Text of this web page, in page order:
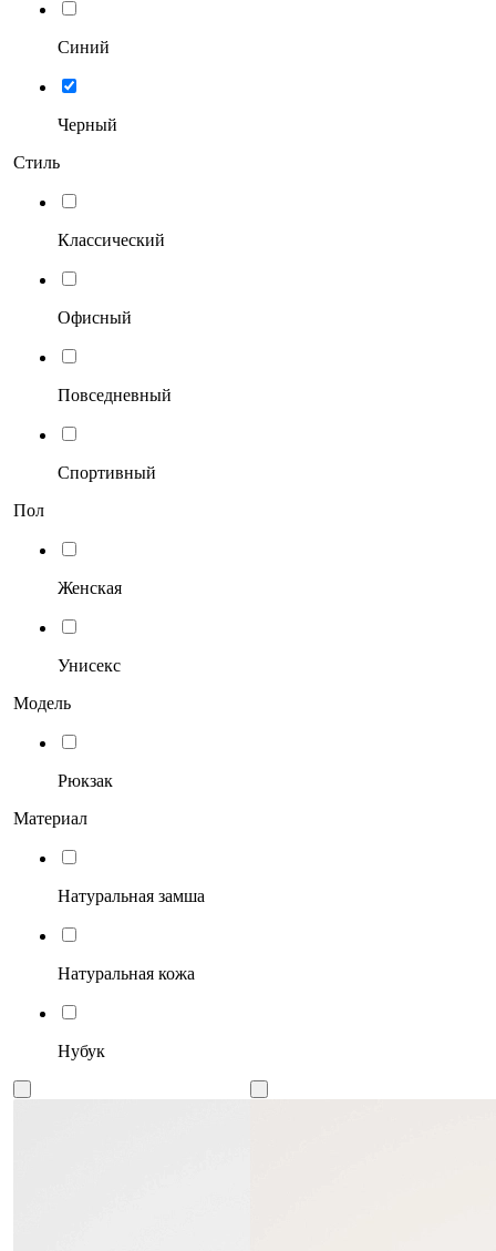
Синий
Черный
Стиль
Классический
Офисный
Повседневный
Спортивный
Пол
Женская
Унисекс
Модель
Рюкзак
Материал
Натуральная замша
Натуральная кожа
Нубук